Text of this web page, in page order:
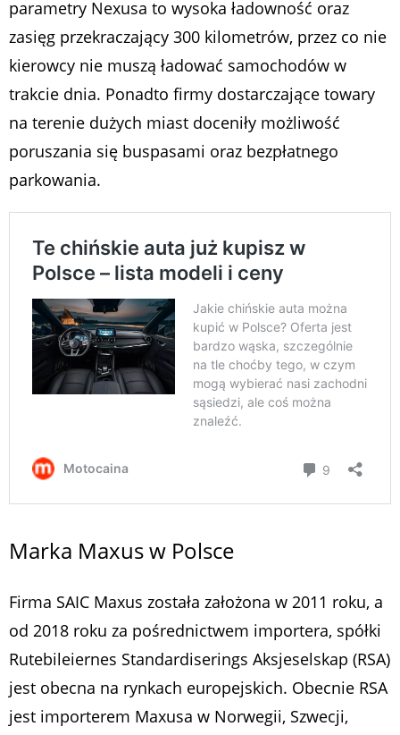
parametry Nexusa to wysoka ładowność oraz
zasięg przekraczający 300 kilometrów, przez co nie
kierowcy nie muszą ładować samochodów w
trakcie dnia. Ponadto firmy dostarczające towary
na terenie dużych miast doceniły możliwość
poruszania się buspasami oraz bezpłatnego
parkowania.
Marka Maxus w Polsce
Firma SAIC Maxus została założona w 2011 roku, a
od 2018 roku za pośrednictwem importera, spółki
Rutebileiernes Standardiserings Aksjeselskap (RSA)
jest obecna na rynkach europejskich. Obecnie RSA
jest importerem Maxusa w Norwegii, Szwecji,